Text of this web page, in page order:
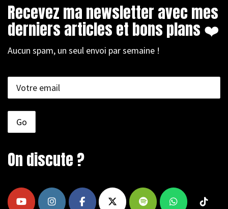
Recevez ma newsletter avec mes
derniers articles et bons plans ❤️
Aucun spam, un seul envoi par semaine !
On discute ?